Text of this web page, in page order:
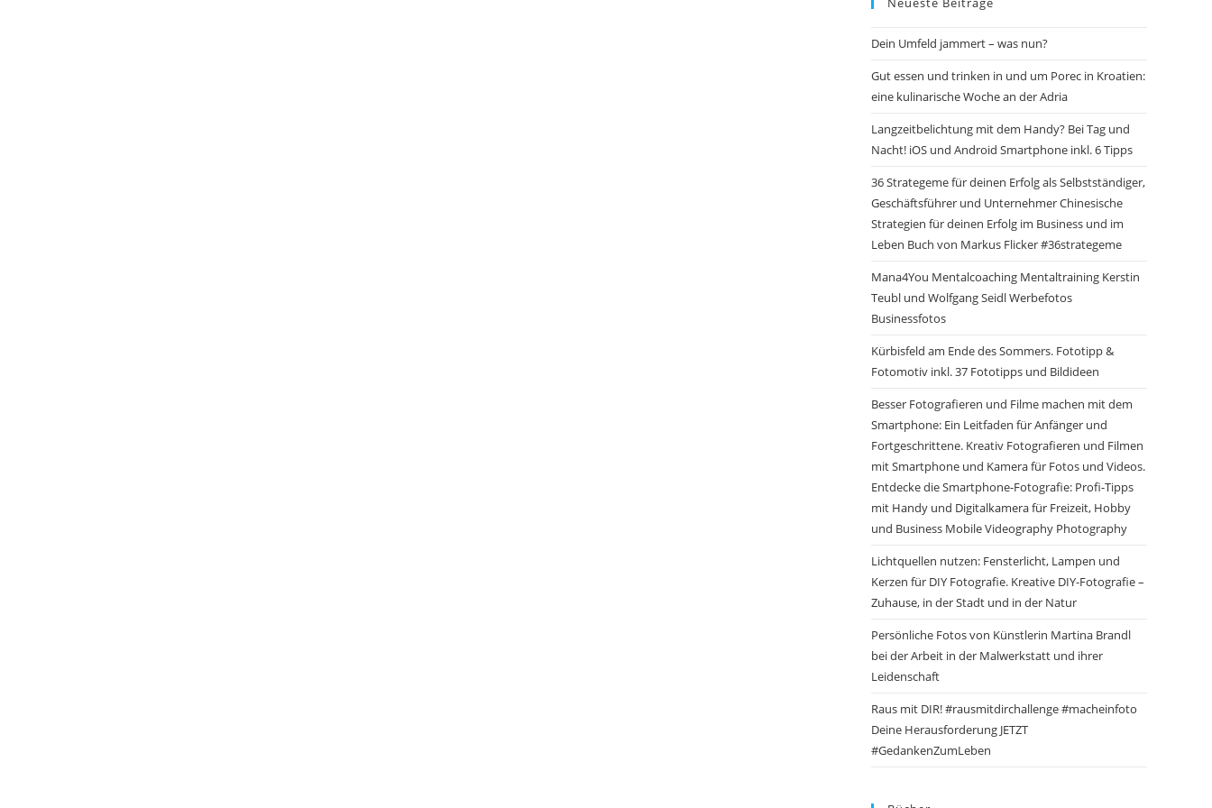
Dein Umfeld jammert – was nun?
Gut essen und trinken in und um Porec in Kroatien:
eine kulinarische Woche an der Adria
Langzeitbelichtung mit dem Handy? Bei Tag und
Nacht! iOS und Android Smartphone inkl. 6 Tipps
36 Strategeme für deinen Erfolg als Selbstständiger,
Geschäftsführer und Unternehmer Chinesische
Strategien für deinen Erfolg im Business und im
Leben Buch von Markus Flicker #36strategeme
Mana4You Mentalcoaching Mentaltraining Kerstin
Teubl und Wolfgang Seidl Werbefotos
Businessfotos
Kürbisfeld am Ende des Sommers. Fototipp &
Fotomotiv inkl. 37 Fototipps und Bildideen
Besser Fotografieren und Filme machen mit dem
Smartphone: Ein Leitfaden für Anfänger und
Fortgeschrittene. Kreativ Fotografieren und Filmen
mit Smartphone und Kamera für Fotos und Videos.
Entdecke die Smartphone-Fotografie: Profi-Tipps
mit Handy und Digitalkamera für Freizeit, Hobby
und Business Mobile Videography Photography
Lichtquellen nutzen: Fensterlicht, Lampen und
Kerzen für DIY Fotografie. Kreative DIY-Fotografie –
Zuhause, in der Stadt und in der Natur
Persönliche Fotos von Künstlerin Martina Brandl
bei der Arbeit in der Malwerkstatt und ihrer
Leidenschaft
Raus mit DIR! #rausmitdirchallenge #macheinfoto
Deine Herausforderung JETZT
#GedankenZumLeben